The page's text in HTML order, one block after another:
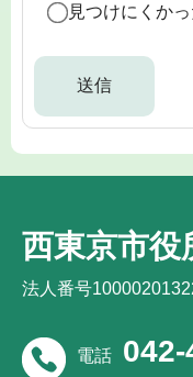
見つけにくかっ
西東京市役
法人番号
電話